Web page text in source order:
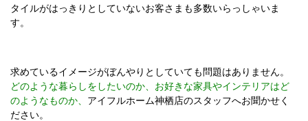
タイルがはっきりとしていないお客さまも多数いらっしゃいま
す。
求めているイメージがぼんやりとしていても問題はありません。
どのような暮らしをしたいのか、お好きな家具やインテリアはど
のようなものか、 アイフルホーム神栖店のスタッフへお聞かせく
ださい。